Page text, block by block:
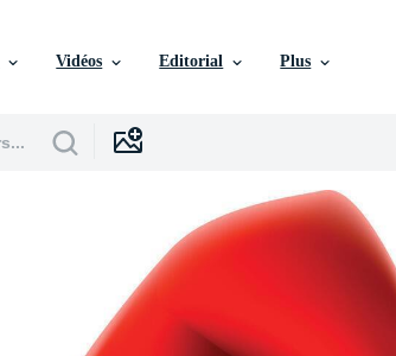
Vidéos Editorial Plus